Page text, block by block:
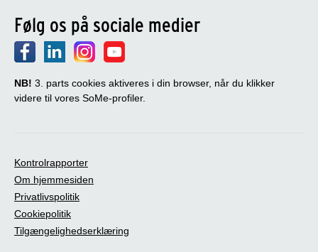
Følg os på sociale medier
NB! 3. parts cookies aktiveres i din browser, når du klikker
videre til vores SoMe-profiler.
Kontrolrapporter
Om hjemmesiden
Privatlivspolitik
Cookiepolitik
Tilgængelighedserklæring